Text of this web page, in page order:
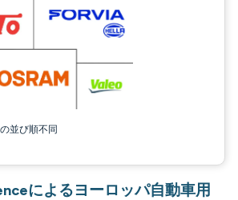
並び順不同
によるヨーロッパ自動車用